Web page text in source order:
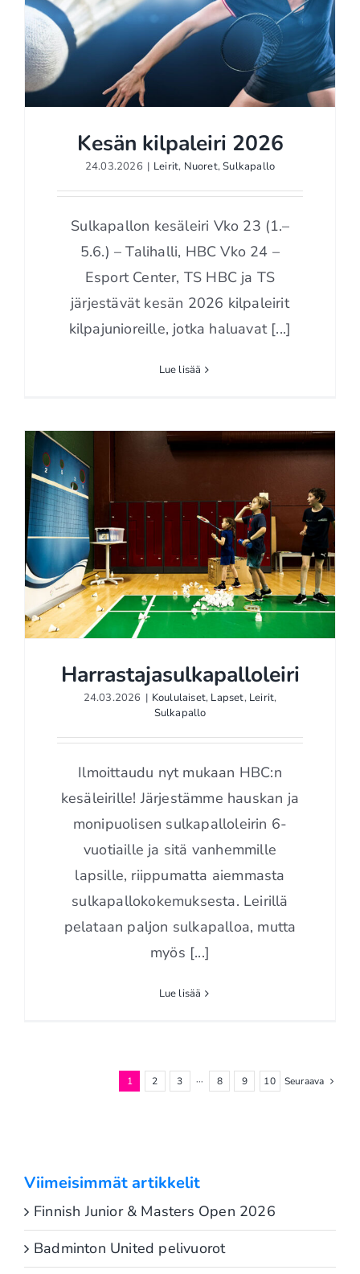
Kesän kilpaleiri 2026
Kesän kilpaleiri 2026
24.03.2026 | Leirit, Nuoret,Sulkapallo
Sulkapallon kesäleiri Vko 23 (1.–
5.6.) – Talihalli, HBC Vko 24 –
Esport Center, TS HBC ja TS
järjestävät kesän 2026 kilpaleirit
kilpajunioreille, jotka haluavat [...]
Lue lisää
Harrastajasulkapalloleiri
24.03.2026 | Koululaiset, Lapset, Leirit,
Sulkapallo
Ilmoittaudu nyt mukaan HBC:n
kesäleirille! Järjestämme hauskan ja
monipuolisen sulkapalloleirin 6-
vuotiaille ja sitä vanhemmille
lapsille, riippumatta aiemmasta
sulkapallokokemuksesta. Leirillä
pelataan paljon sulkapalloa, mutta
myös [...]
Lue lisää
1 2 3 ··· 8 9 10 Seuraava
Viimeisimmät artikkelit
Finnish Junior & Masters Open 2026
Badminton United pelivuorot